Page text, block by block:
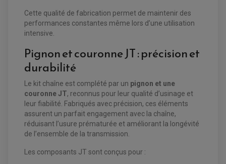
FREINAGE
ACCESSOIRE + VISSERIE FREINAGE
DISQUE DE FREIN
KIT DURITE D'EMBRAYAGE MOTO
KIT RÉPARATION ÉTRIER DE FREIN
KIT RÉPARATION MAÎTRE CYLINDRE
HUILE ET PRODUIT D'ENTRETIEN
HUILE MOTEUR
PRODUIT D'ENTRETIEN
ARAIGNÉE / SUPPORT CARÉNAGE
FILTRE A AIR
FILTRE A HUILE
BOUGIE SCOOTER
PRODUIT D'ENTRETIEN
FILTRE A AIR K&N
HUILE SCOOTER
PRODUIT D'ENTRETIEN SCOOTER
HUILE ET PRODUIT D'ENTRETIEN QUAD
HUILE POUR QUAD
PRODUIT D'ENTRETIEN QUAD
JANTES / ACCESSOIRES QUAD ET SSV
CHAÎNE A NEIGE QUAD-SSV
CHAÎNES A NEIGE
CLOUS / CRAMPON VISSABLE
ÉLARGISSEURES DE VOIES QUAD
JANTES QUAD ET SSV
ENDURO
ACCESSOIRES FREINAGE
DISQUE DE FREIN AVANT
PLAQUETTE DE FREIN
KIT RÉPARATION PÉDALE DE FREIN
KIT RÉPARATION MAÎTRE CYLINDRE
KIT RÉPARATION ÉTRIER DE FREIN
ROULEMENT MOTO CROSS ET ENDURO
ROULEMENT DE ROUE AVANT
ROULEMENT DE ROUE ARRIÈRE
ROULEMENT D'AMORTISSEUR
ROULEMENT BIELLETTES
ROULEMENT COLONNE DE DIRECTION
Cette qualité de fabrication permet de maintenir des
performances constantes même lors d’une utilisation
intensive.
Pignon et couronne JT : précision et
durabilité
Le kit chaîne est complété par un pignon et une
couronne JT, reconnus pour leur qualité d’usinage et
leur fiabilité. Fabriqués avec précision, ces éléments
assurent un parfait engagement avec la chaîne,
réduisant l’usure prématurée et améliorant la longévité
de l’ensemble de la transmission.
Les composants JT sont conçus pour :